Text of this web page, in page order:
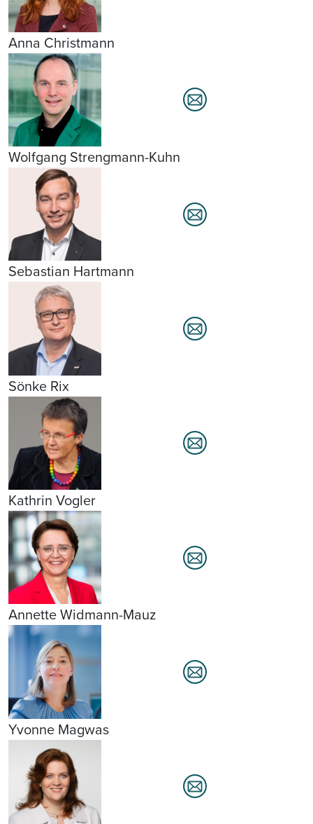
Anna Christmann
Wolfgang Strengmann-Kuhn
Sebastian Hartmann
Sönke Rix
Kathrin Vogler
Annette Widmann-Mauz
Yvonne Magwas